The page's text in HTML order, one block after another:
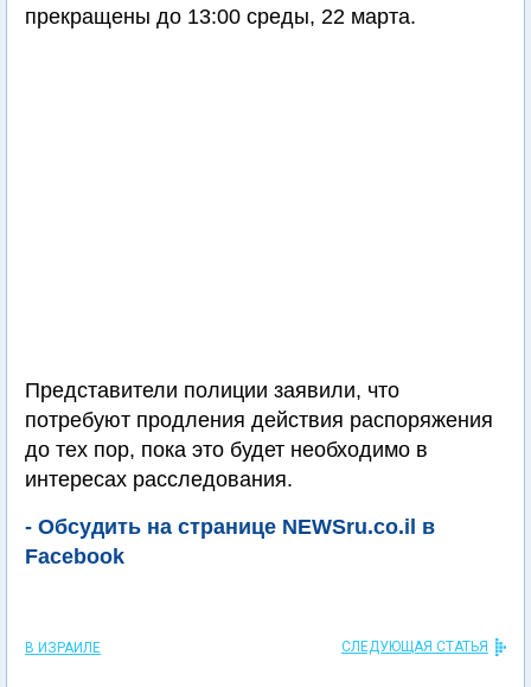
прекращены до 13:00 среды, 22 марта.
Представители полиции заявили, что
потребуют продления действия распоряжения
до тех пор, пока это будет необходимо в
интересах расследования.
- Обсудить на странице NEWSru.co.il в
Facebook
В ИЗРАИЛЕ СЛЕДУЮЩАЯ СТАТЬЯ